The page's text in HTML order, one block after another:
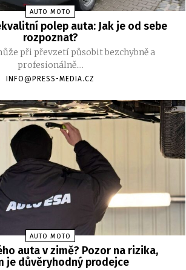
AUTO MOTO
polep auta: Jak je od sebe
rozpoznat?
při převzetí působit bezchybně a
profesionálně....
INFO@PRESS-MEDIA.CZ
AUTO MOTO
auta v zimě? Pozor na rizika,
je důvěryhodný prodejce